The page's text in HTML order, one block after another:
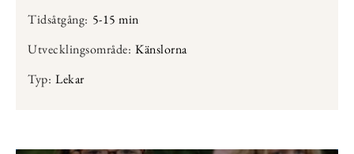
Tidsåtgång: 5-15 min
Utvecklingsområde: Känslorna
Typ: Lekar